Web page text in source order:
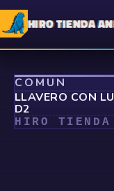
HIRO TIENDA
COMÚN
LLAVERO CON
D2
HIRO TIENDA